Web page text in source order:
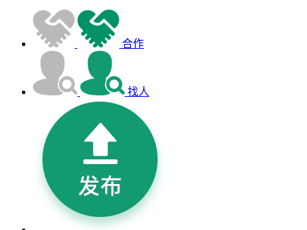
合作
找人